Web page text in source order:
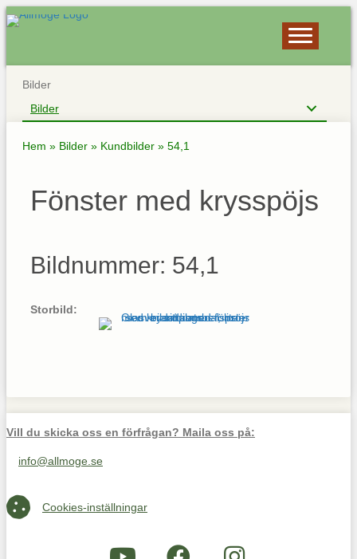
Bilder
Bilder
Hem » Bilder » Kundbilder » 54,1
Fönster med krysspöjs
Bildnummer: 54,1
Storbild:
Vill du skicka oss en förfrågan? Maila oss på:
Maila oss på info@allmoge.se
info@allmoge.se
Cookies-inställningar
Cookies-inställningar